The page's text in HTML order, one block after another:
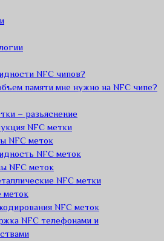
NFC чипов?
памяти мне нужно на NFC чипе?
– разьяснение
NFC метки
NFC меток
NFC меток
NFC меток
NFC метки
меток
NFC меток
NFC телефонами и